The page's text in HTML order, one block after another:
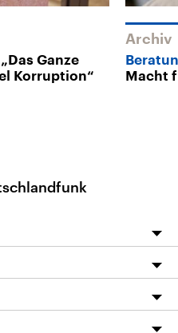
„Das Ganze
Korruption“
Archiv
Macht